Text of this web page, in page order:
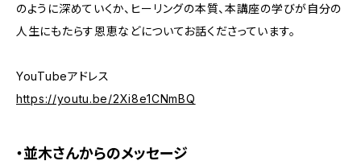
のように深めていくか、ヒーリングの本質、本講座の学びが自分の
人生にもたらす恩恵などについてお話くださっています。
YouTubeアドレス
https://youtu.be/2Xi8e1CNmBQ
・並木さんからのメッセージ